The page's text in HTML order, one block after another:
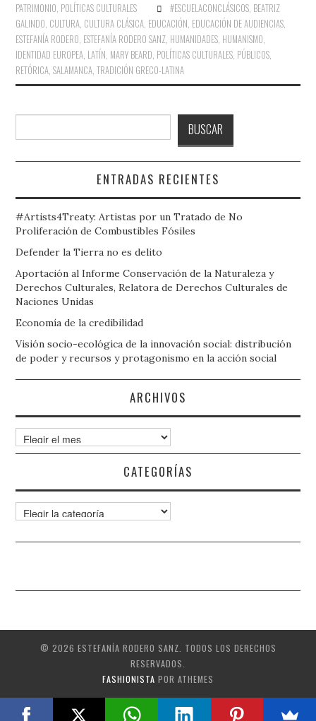
PATRIMONIO POLÍTICAS CULTURALES #ESCUELACONCLÁSICOS, BEATRIZ
GALINDO CULTURA CULTURA CLÁSICA EDUCACIÓN EDUCACIÓN DE AUDIENCIAS
ESTEFANÍA RODERO ESTEFANÍA RODERO SANZ HUMANIDADES HUMANISMO
IDENTIDAD EUROPEA LATÍN MARY BEARD POLÍTICAS CULTURALES PÚBLICOS
RETÓRICA ,SALAMANCA ,TRADICIÓN GRECO-LATINA
BUSCAR
ENTRADAS RECIENTES
#Artists4Treaty: Artistas por un Tratado de No
Proliferación de Combustibles Fósiles
Defender la Tierra no es delito
Aportación al Informe Conservación de la Naturaleza y
Derechos Culturales, Relatora de Derechos Culturales de
Naciones Unidas
Economía de la credibilidad
Visión socio-ecológica de la innovación social: distribución
de poder y recursos y protagonismo en la acción social
ARCHIVOS
Archivos
CATEGORÍAS
Categorías
© 2026 ESTEFANÍA RODERO SANZ. TODOS LOS DERECHOS
RESERVADOS.
FASHIONISTA POR ATHEMES